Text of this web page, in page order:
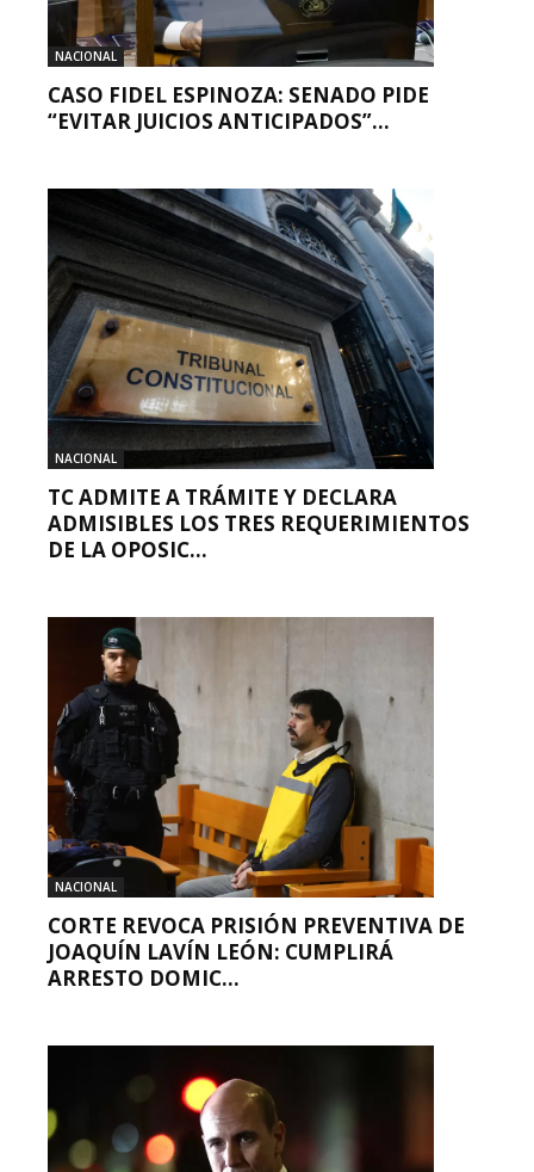
NACIONAL
CASO FIDEL ESPINOZA: SENADO PIDE
“EVITAR JUICIOS ANTICIPADOS”...
NACIONAL
TC ADMITE A TRÁMITE Y DECLARA
ADMISIBLES LOS TRES REQUERIMIENTOS
DE LA OPOSIC...
NACIONAL
CORTE REVOCA PRISIÓN PREVENTIVA DE
JOAQUÍN LAVÍN LEÓN: CUMPLIRÁ
ARRESTO DOMIC...